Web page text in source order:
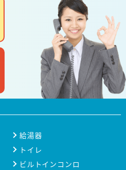
給湯器
トイレ
ビルトインコンロ